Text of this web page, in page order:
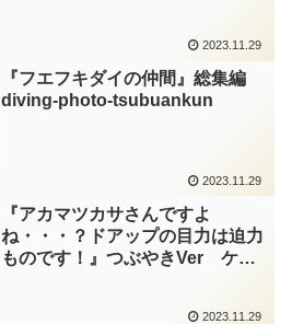
2023.11.29
『フエフキダイの仲間』総集編
diving-photo‐tsubuankun
2023.11.29
『アカマツカサさんですよ
ね・・・？ドアップの目力は迫力
ものです！』つぶやきVer ケラ
2023.11.29